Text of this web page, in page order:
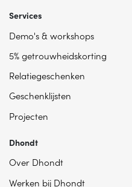
Services
Demo's & workshops
5% getrouwheidskorting
Relatiegeschenken
Geschenklijsten
Projecten
Dhondt
Over Dhondt
Werken bij Dhondt